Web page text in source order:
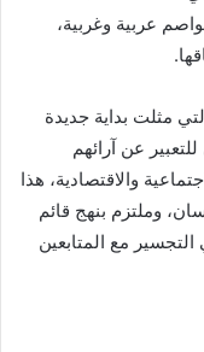
عربية وغربية،
شيزوميديا في العام 2020، والتي مثلت بداية جديدة
عن آرائهم
والاقتصادية، هذا
وملتزم بنهج قائم
مع المتابعين